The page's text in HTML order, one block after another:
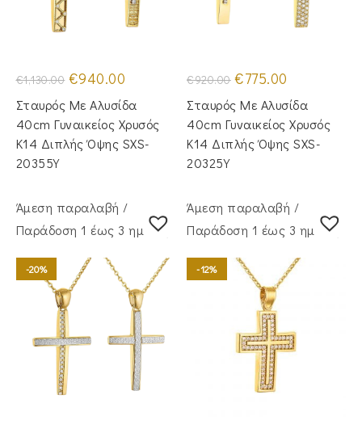
€1,130.00 Original
price
was:
€1,130.00.
€940.00
τιμή
είναι:
€940.00.
Σταυρός Με Αλυσίδα
40cm Γυναικείος Χρυσός
Κ14 Διπλής Όψης SXS-
20355Y
€920.00 Original
price
was:
€920.00.
€775.00
τιμή
είναι:
€775.00.
Σταυρός Με Αλυσίδα
40cm Γυναικείος Χρυσός
Κ14 Διπλής Όψης SXS-
20325Y
Άμεση παραλαβή /
Παράδoση 1 έως 3 ημέρες
-20%
Άμεση παραλαβή /
Παράδoση 1 έως 3 ημέρες
-12%